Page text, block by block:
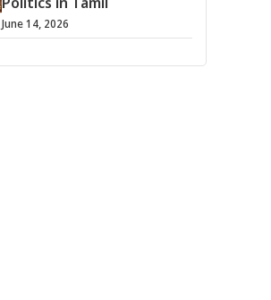
Politics in Tamil
June 14, 2026